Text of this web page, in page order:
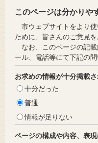
このページは分かりや
市ウェブサイトをより使
ために、皆さんのご意見を
なお、このページの記載
ール、電話等にて下記の
お求めの情報が十分掲載
十分だった
普通
情報が足りない
ページの構成や内容、表